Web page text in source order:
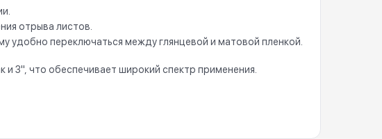
отрыва листов.
удобно переключаться между глянцевой и матовой пленкой.
и 3", что обеспечивает широкий спектр применения.